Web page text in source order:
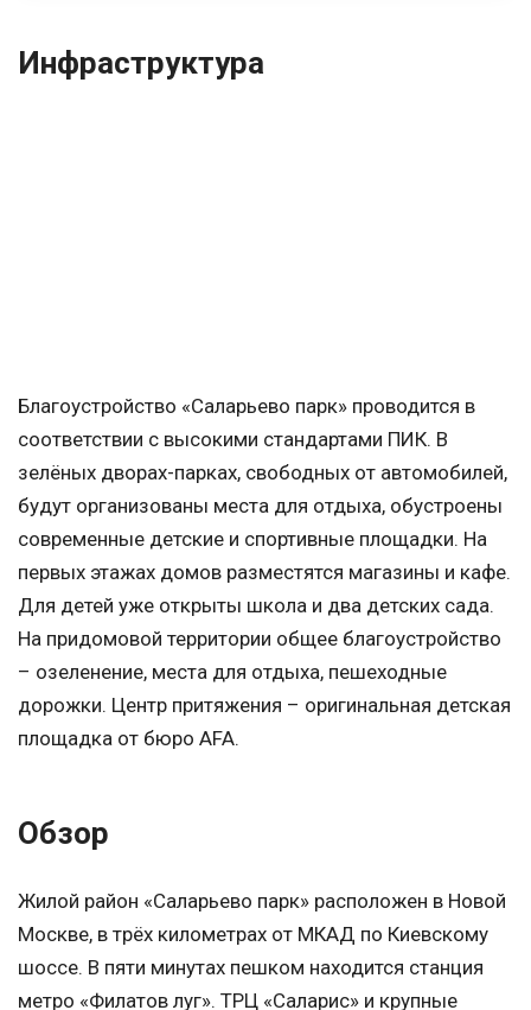
Инфраструктура
Благоустройство «Саларьево парк» проводится в
соответствии с высокими стандартами ПИК. В
зелёных дворах-парках, свободных от автомобилей,
будут организованы места для отдыха, обустроены
современные детские и спортивные площадки. На
первых этажах домов разместятся магазины и кафе.
Для детей уже открыты школа и два детских сада.
На придомовой территории общее благоустройство
– озеленение, места для отдыха, пешеходные
дорожки. Центр притяжения – оригинальная детская
площадка от бюро AFA.
Обзор
Жилой район «Саларьево парк» расположен в Новой
Москве, в трёх километрах от МКАД по Киевскому
шоссе. В пяти минутах пешком находится станция
метро «Филатов луг». ТРЦ «Саларис» и крупные